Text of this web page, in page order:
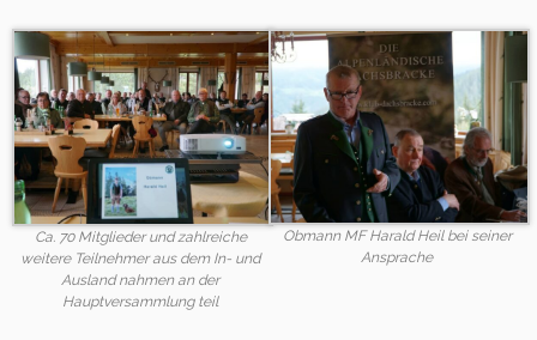
Ca. 70 Mitglieder und zahlreiche
weitere Teilnehmer aus dem In- und
Ausland nahmen an der
Hauptversammlung teil
Obmann MF Harald Heil bei seiner
Ansprache